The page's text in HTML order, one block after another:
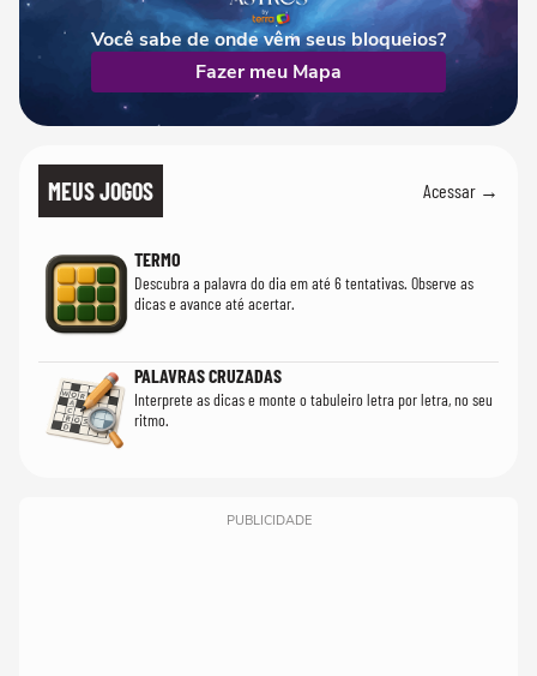
Você sabe de onde vêm seus bloqueios?
Fazer meu Mapa
MEUS JOGOS Acessar →
TERMO
Descubra a palavra do dia em até 6 tentativas. Observe as
dicas e avance até acertar.
PALAVRAS CRUZADAS
Interprete as dicas e monte o tabuleiro letra por letra, no seu
ritmo.
PUBLICIDADE